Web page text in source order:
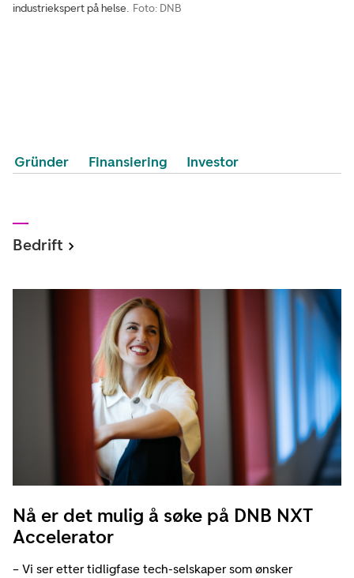
industriekspert på helse. Foto: DNB
Gründer Finansiering Investor
Bedrift
Nå er det mulig å søke på DNB NXT
Accelerator
– Vi ser etter tidligfase tech-selskaper som ønsker